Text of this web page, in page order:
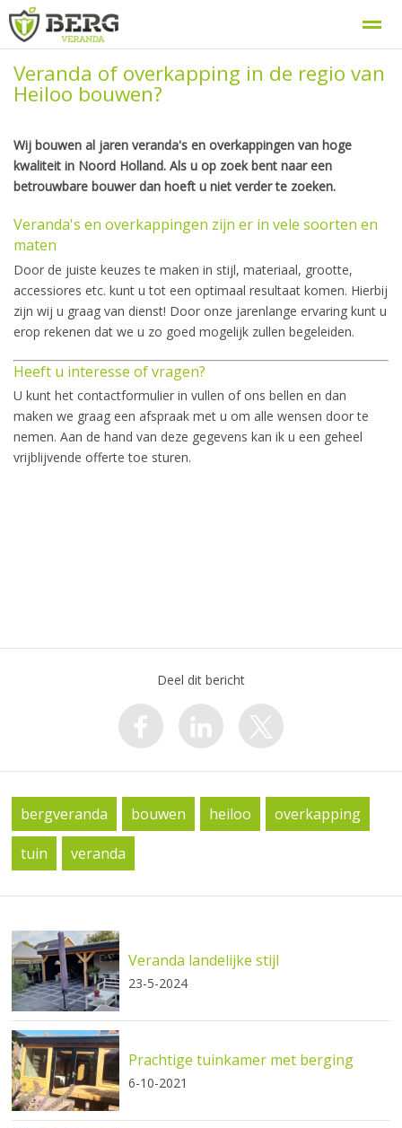
Berg Veranda, uw veranda specialist Procedure
Home Zoeken Nieuws Bellen
Veranda of overkapping in de regio van
Heiloo bouwen?
Wij bouwen al jaren veranda's en overkappingen van hoge
kwaliteit in Noord Holland. Als u op zoek bent naar een
betrouwbare bouwer dan hoeft u niet verder te zoeken.
Veranda's en overkappingen zijn er in vele soorten en
maten
Door de juiste keuzes te maken in stijl, materiaal, grootte,
accessiores etc. kunt u tot een optimaal resultaat komen. Hierbij
zijn wij u graag van dienst! Door onze jarenlange ervaring kunt u
erop rekenen dat we u zo goed mogelijk zullen begeleiden.
Heeft u interesse of vragen?
U kunt het contactformulier in vullen of ons bellen en dan
maken we graag een afspraak met u om alle wensen door te
nemen. Aan de hand van deze gegevens kan ik u een geheel
vrijblijvende offerte toe sturen.
Deel dit bericht
bergveranda bouwen heiloo
overkapping
tuin
veranda
Veranda landelijke stijl
23-5-2024
Prachtige tuinkamer met berging
6-10-2021